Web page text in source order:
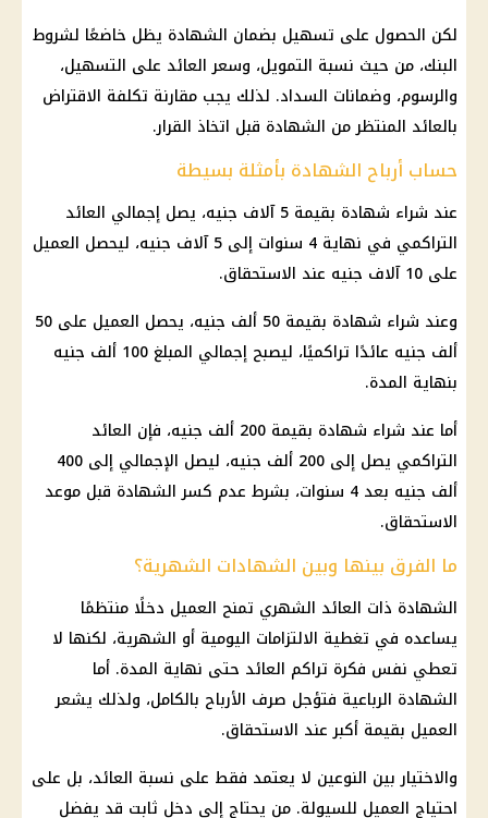
لكن الحصول على تسهيل بضمان الشهادة يظل خاضعًا لشروط
البنك، من حيث نسبة التمويل، وسعر العائد على التسهيل،
والرسوم، وضمانات السداد. لذلك يجب مقارنة تكلفة الاقتراض
بالعائد المنتظر من الشهادة قبل اتخاذ القرار.
حساب أرباح الشهادة بأمثلة بسيطة
عند شراء شهادة بقيمة 5 آلاف جنيه، يصل إجمالي العائد
التراكمي في نهاية 4 سنوات إلى 5 آلاف جنيه، ليحصل العميل
على 10 آلاف جنيه عند الاستحقاق.
وعند شراء شهادة بقيمة 50 ألف جنيه، يحصل العميل على 50
ألف جنيه عائدًا تراكميًا، ليصبح إجمالي المبلغ 100 ألف جنيه
بنهاية المدة.
أما عند شراء شهادة بقيمة 200 ألف جنيه، فإن العائد
التراكمي يصل إلى 200 ألف جنيه، ليصل الإجمالي إلى 400
ألف جنيه بعد 4 سنوات، بشرط عدم كسر الشهادة قبل موعد
الاستحقاق.
ما الفرق بينها وبين الشهادات الشهرية؟
الشهادة ذات العائد الشهري تمنح العميل دخلًا منتظمًا
يساعده في تغطية الالتزامات اليومية أو الشهرية، لكنها لا
تعطي نفس فكرة تراكم العائد حتى نهاية المدة. أما
الشهادة الرباعية فتؤجل صرف الأرباح بالكامل، ولذلك يشعر
العميل بقيمة أكبر عند الاستحقاق.
والاختيار بين النوعين لا يعتمد فقط على نسبة العائد، بل على
احتياج العميل للسيولة. من يحتاج إلى دخل ثابت قد يفضل